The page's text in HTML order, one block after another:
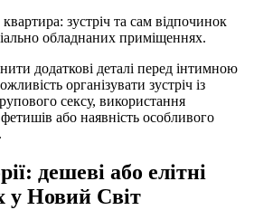
зустріч та сам відпочинок
обладнаних приміщеннях.
додаткові деталі перед інтимною
організувати зустріч із
сексу, використання
або наявність особливого
дешеві або елітні
у Новий Світ